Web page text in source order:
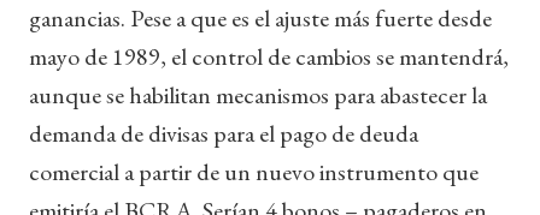
ganancias. Pese a que es el ajuste más fuerte desde
mayo de 1989, el control de cambios se mantendrá,
aunque se habilitan mecanismos para abastecer la
demanda de divisas para el pago de deuda
comercial a partir de un nuevo instrumento que